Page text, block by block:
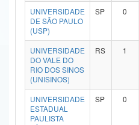
Gabinete de Segurança Institucional
Advocacia-Geral da União
Banco Central do Brasil
UNIVERSIDADE
DE SÃO PAULO
(USP)
SP 0
UNIVERSIDADE
DO VALE DO
RIO DOS SINOS
(UNISINOS)
RS 1
UNIVERSIDADE
ESTADUAL
PAULISTA
SP 0